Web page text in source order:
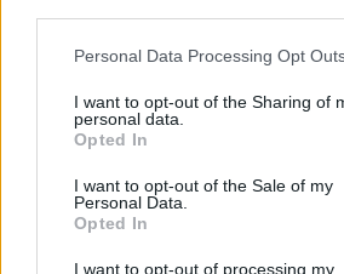
Personal Data Processing Opt
I want to opt-out of the Sharing of
personal data.
Opted In
I want to opt-out of the Sale of my
Personal Data.
Opted In
I want to opt-out of processing my
Esim for Global|Esim for Europe|